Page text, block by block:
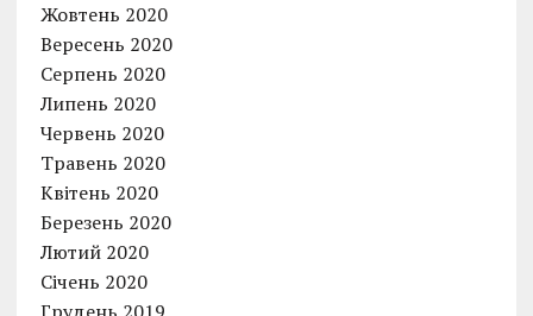
Жовтень 2020
Вересень 2020
Серпень 2020
Липень 2020
Червень 2020
Травень 2020
Квітень 2020
Березень 2020
Лютий 2020
Січень 2020